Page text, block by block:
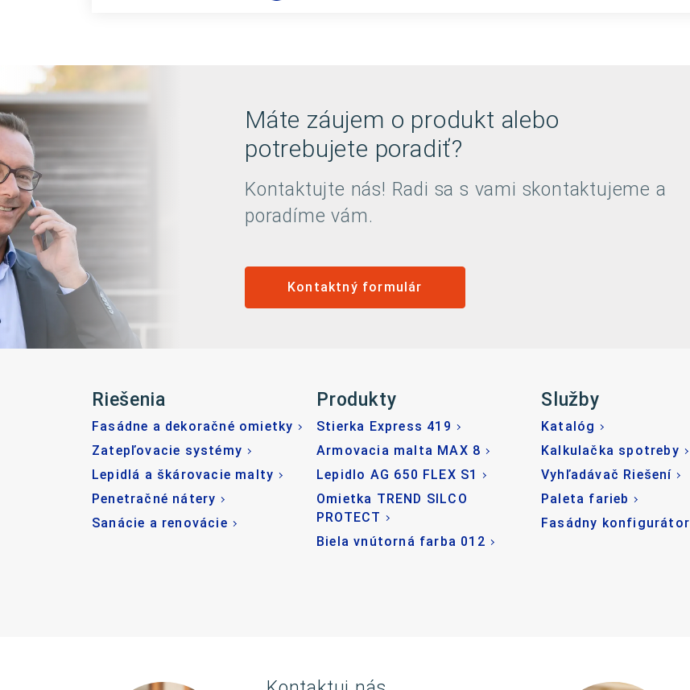
Máte záujem o produkt alebo
potrebujete poradiť?
Kontaktujte nás! Radi sa s vami skontaktujeme a
poradíme vám.
Kontaktný formulár
Riešenia
Fasádne a dekoračné omietky
Zatepľovacie systémy
Lepidlá a škárovacie malty
Penetračné nátery
Sanácie a renovácie
Produkty
Stierka Express 419
Armovacia malta MAX 8
Lepidlo AG 650 FLEX S1
Omietka TREND SILCO
PROTECT
Biela vnútorná farba 012
Služby
Katalóg
Kalkulačka spotreby
Vyhľadávač Riešení
Paleta farieb
Fasádny konfigurátor